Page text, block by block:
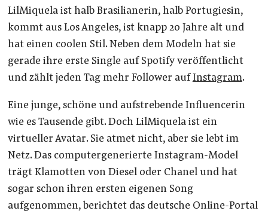
LilMiquela ist halb Brasilianerin, halb Portugiesin,
kommt aus Los Angeles, ist knapp 20 Jahre alt und
hat einen coolen Stil. Neben dem Modeln hat sie
gerade ihre erste Single auf Spotify veröffentlicht
und zählt jeden Tag mehr Follower auf Instagram.
Eine junge, schöne und aufstrebende Influencerin
wie es Tausende gibt. Doch LilMiquela ist ein
virtueller Avatar. Sie atmet nicht, aber sie lebt im
Netz. Das computergenerierte Instagram-Model
trägt Klamotten von Diesel oder Chanel und hat
sogar schon ihren ersten eigenen Song
aufgenommen, berichtet das deutsche Online-Portal